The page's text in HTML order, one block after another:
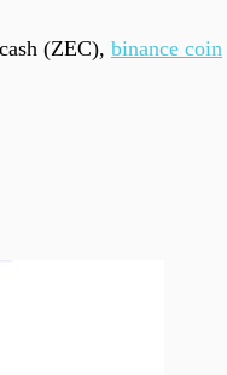
(ZEC), binance coin